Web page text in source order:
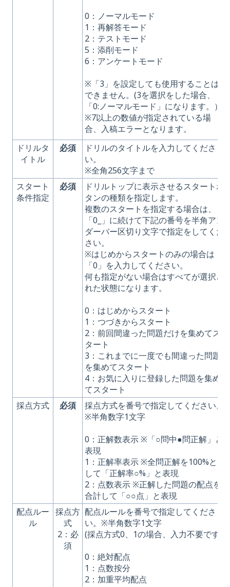
0：ノーマルモード
1：再解答モード
2：テストモード
5：添削モード
6：アンケートモード
※「3」を設定しても使用することは
できません。(3を選択をした場合、
「0:ノーマルモード」になります。）
※7以上の数値が指定されている場
合、入稿エラーとなります。
ドリルタ
イトル
必須
ドリルのタイトルを入力してくださ
い。
※全角256文字まで
スタート
条件指定
必須
ドリルトップに表示させるスタートボ
タンの種類を指定します。
複数のスタートを指定する場合は、
「0_」に続けて下記の番号を半角アン
ダーバー区切り文字で指定をしてくだ
さい。
※はじめからスタートのみの場合は
「0」を入力してください。
何も指定がない場合はすべてが選択さ
れた状態になります。
0：はじめからスタート
1：つづきからスタート
2：前回間違った問題だけを集めてス
タート
3：これまでに一度でも間違った問題
を集めてスタート
4：お気に入りに登録した問題を集め
てスタート
採点方式
必須
採点方式を番号で指定してください。
※半角数字1文字
0：正解数表示 ※「○問中●問正解」と
表現
1：正解率表示 ※全問正解を100%と
して「正解率○%」と表現
2：点数表示 ※正解した問題の配点を
合計して「○○点」と表現
配点ルー
ル
採点方
式
2：必
須
配点ルールを番号で指定してくださ
い。※半角数字1文字
(採点方式0、1の場合、入力不要です)
0：絶対配点
1：点数按分
2：加重平均配点